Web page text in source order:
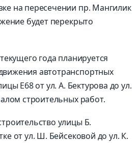
на пересечении пр. Мангилик
будет перекрыто
года планируется
автотранспортных
Е68 от ул. А. Бектурова до ул.
строительных работ.
улицы Б.
от ул. Ш. Бейсековой до ул. К.